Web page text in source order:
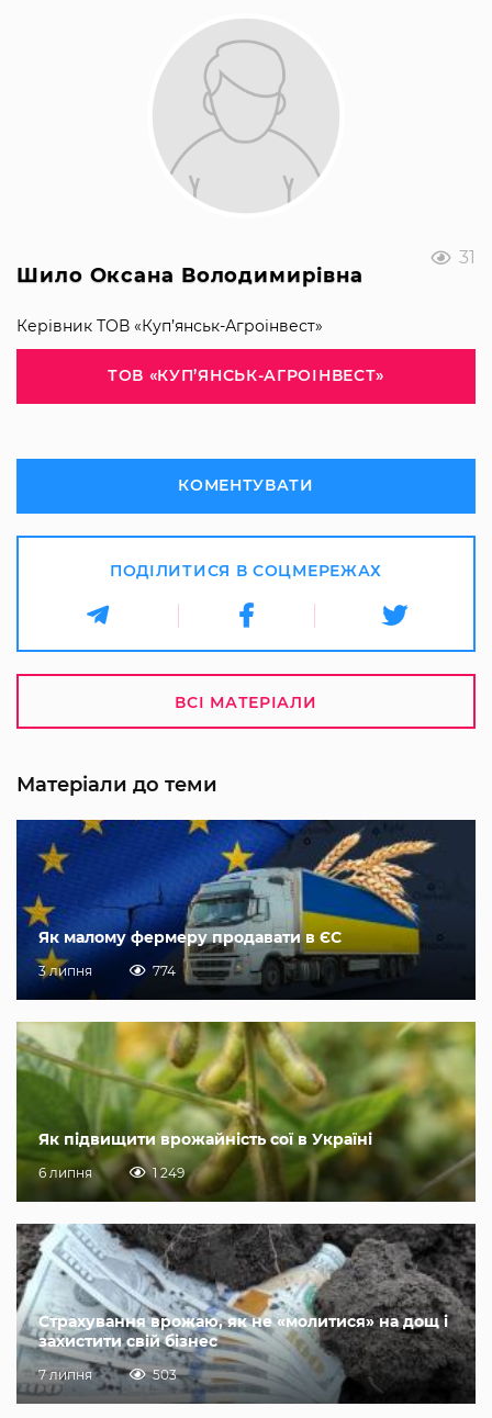
31
Шило Оксана Володимирівна
Керівник ТОВ «Куп’янськ-Агроінвест»
ТОВ «КУП’ЯНСЬК-АГРОІНВЕСТ»
КОМЕНТУВАТИ
ПОДІЛИТИСЯ В СОЦМЕРЕЖАХ
ВСІ МАТЕРІАЛИ
Матеріали до теми
Як малому фермеру продавати в ЄС
3 липня 774
Як підвищити врожайність сої в Україні
6 липня 1 249
Страхування врожаю, як не «молитися» на дощ і
захистити свій бізнес
7 липня 503